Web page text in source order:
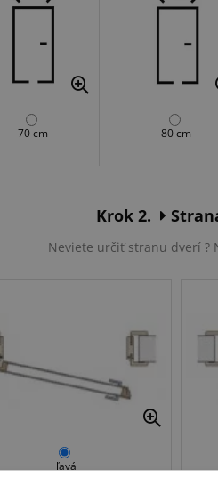
70 cm 80 cm
Krok 2.
Neviete určiť stranu dverí ?
ľavá